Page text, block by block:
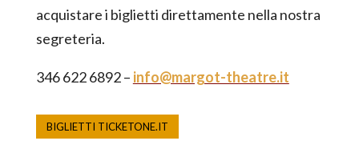
acquistare i biglietti direttamente nella nostra
segreteria.
346 622 6892 – info@margot-theatre.it
BIGLIETTI TICKETONE.IT